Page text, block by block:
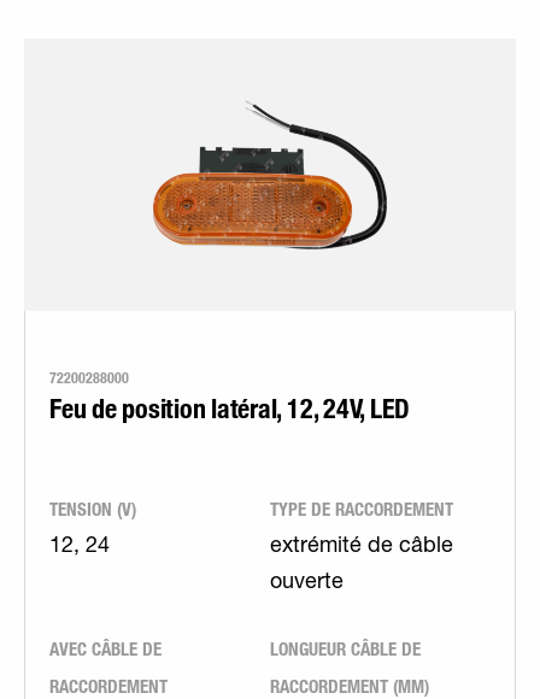
72200288000
Feu de position latéral, 12, 24V, LED
TENSION (V)
12, 24
TYPE DE RACCORDEMENT
extrémité de câble
ouverte
AVEC CÂBLE DE
RACCORDEMENT
LONGUEUR CÂBLE DE
RACCORDEMENT (MM)